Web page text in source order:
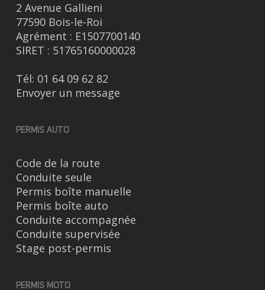
2 Avenue Gallieni
77590 Bois-le-Roi
Agrément : E1507700140
SIRET : 51765160000028
Tél: 01 64 09 62 82
Envoyer un message
PERMIS AUTO
Code de la route
Conduite seule
Permis boîte manuelle
Permis boîte auto
Conduite accompagnée
Conduite supervisée
Stage post-permis
PERMIS MOTO